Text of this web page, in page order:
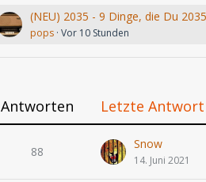
pops Vor 10 Stunden
Antworten Letzte Antwort
88
Snow
14. Juni 2021